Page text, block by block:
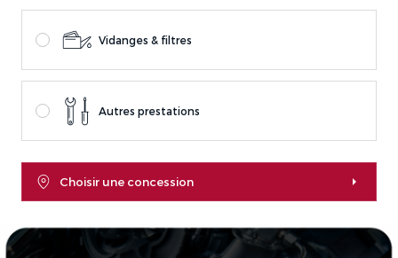
Vidanges & filtres
Autres prestations
Choisir une concession